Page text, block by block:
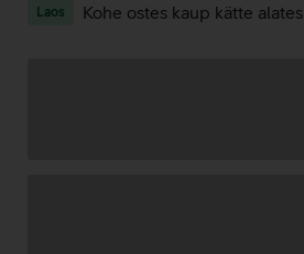
Laos Kohe ostes kaup kätte alates